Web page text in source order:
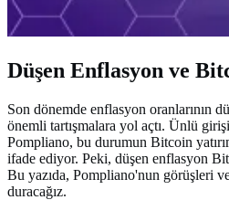
Düşen Enflasyon ve
Son dönemde enflasyon oranlarının
önemli tartışmalara yol açtı. Ünlü
Pompliano, bu durumun Bitcoin
ifade ediyor. Peki, düşen enflasyon
Bu yazıda, Pompliano'nun görüşleri
duracağız.